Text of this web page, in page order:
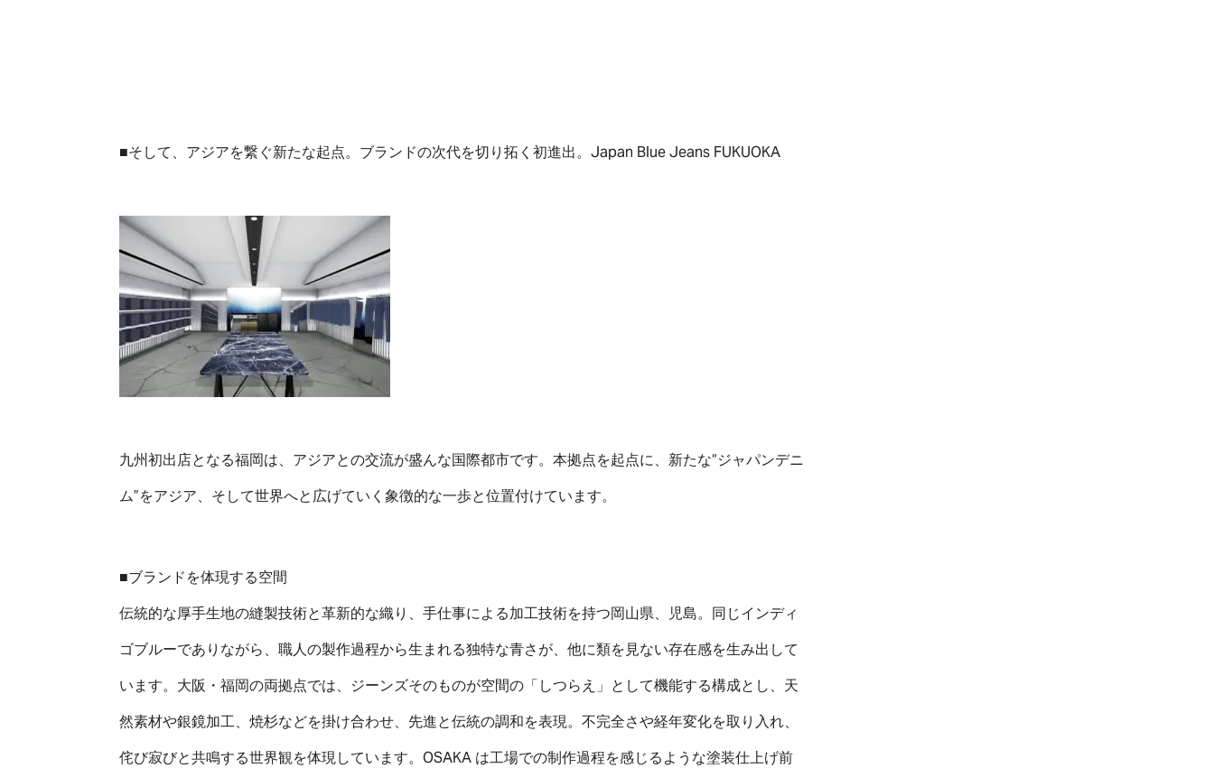
■そして、アジアを繋ぐ新たな起点。ブランドの次代を切り拓く初進出。Japan Blue Jeans FUKUOKA
九州初出店となる福岡は、アジアとの交流が盛んな国際都市です。本拠点を起点に、新たな“ジャパンデニ
ム”をアジア、そして世界へと広げていく象徴的な一歩と位置付けています。
■ブランドを体現する空間
伝統的な厚手生地の縫製技術と革新的な織り、手仕事による加工技術を持つ岡山県、児島。同じインディ
ゴブルーでありながら、職人の製作過程から生まれる独特な⻘さが、他に類を⾒ない存在感を生み出して
います。大阪・福岡の両拠点では、ジーンズそのものが空間の「しつらえ」として機能する構成とし、天
然素材や銀鏡加工、焼杉などを掛け合わせ、先進と伝統の調和を表現。不完全さや経年変化を取り入れ、
侘び寂びと共鳴する世界観を体現しています。OSAKA は工場での制作過程を感じるような塗装仕上げ前